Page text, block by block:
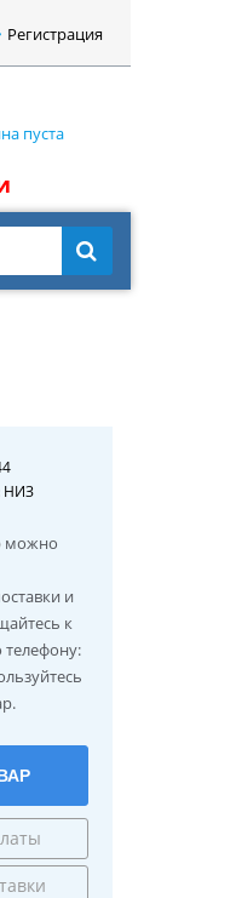
Регистрация
пуста
НИЗ
можно
и
к